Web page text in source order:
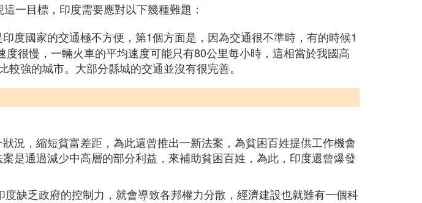
一目標，印度需要應對以下幾種難題：
度國家的交通極不方便，第1個方面是，因為交通很不準時，有的時候1
很慢，一輛火車的平均速度可能只有80公里每小時，這相當於我國高
強的城市。大部分縣城的交通並沒有很完善。
況，縮短貧富差距，為此還曾推出一新法案，為貧困百姓提供工作機會
是通過減少中高層的部分利益，來補助貧困百姓，為此，印度還曾爆發
缺乏政府的控制力，就會導致各邦權力分散，經濟建設也就難有一個科